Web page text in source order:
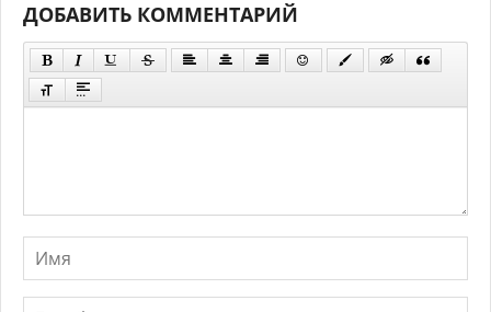
ДОБАВИТЬ КОММЕНТАРИЙ